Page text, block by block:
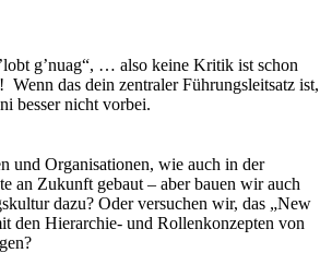
g’nuag“, … also keine Kritik ist schon
das dein zentraler Führungsleitsatz ist,
besser nicht vorbei.
und Organisationen, wie auch in der
an Zukunft gebaut – aber bauen wir auch
dazu? Oder versuchen wir, das „New
den Hierarchie- und Rollenkonzepten von